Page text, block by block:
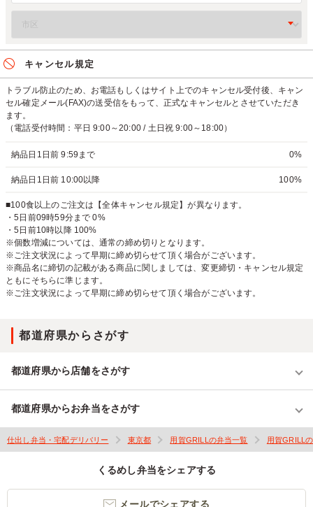
キャンセル規定
トラブル防止のため、お電話もしくはサイト上でのキャンセル受付後、キャン
セル確定メール(FAX)の送受信をもって、正式なキャンセルとさせていただき
ます。
（電話受付時間：平日 9:00～20:00 / 土日祝 9:00～18:00）
納品日1日前 9:59まで 0%
納品日1日前 10:00以降 100%
■100食以上のご注文は【全体キャンセル規定】が異なります。
・5日前09時59分まで 0%
・5日前10時以降 100%
※個数増減については、通常の締め切りとなります。
※ご注文状況によって早期に締め切らせて頂く場合がございます。
※商品名に締切の記載がある商品に関しましては、変更締切・キャンセル規定
ともにそちらに準じます。
※ご注文状況によって早期に締め切らせて頂く場合がございます。
都道府県からさがす
都道府県から店舗をさがす
都道府県からお弁当をさがす
仕出し弁当・宅配デリバリー 東京都 用賀GRILLの弁当一覧 用賀GRILL
くるめし弁当をシェアする
メールでシェアする